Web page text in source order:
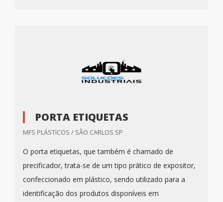
PORTA ETIQUETAS
MFS PLÁSTICOS / SÃO CARLOS SP
O porta etiquetas, que também é chamado de
precificador, trata-se de um tipo prático de expositor,
confeccionado em plástico, sendo utilizado para a
identificação dos produtos disponíveis em